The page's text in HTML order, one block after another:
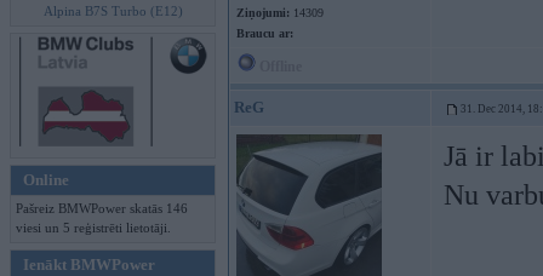
Alpina B7S Turbo (E12)
Online
Pašreiz BMWPower skatās 146
viesi un 5 reģistrēti lietotāji.
Ienākt BMWPower
Ziņojumi: 14309
Braucu ar:
ReG 31. Dec 2014,
Jā ir
Nu